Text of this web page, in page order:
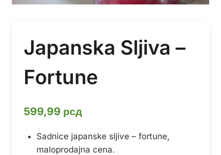
Japanska Sljiva –
Fortune
599,99 рсд
Sadnice japanske sljive – fortune,
maloprodajna cena.